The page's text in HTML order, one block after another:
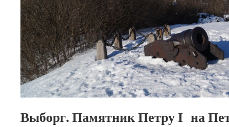
Выборг. Памятник Петру I на